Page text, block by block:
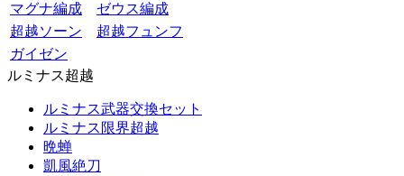
マグナ編成
ゼウス編成
超越ソーン
超越フュンフ
ガイゼン
ルミナス超越
ルミナス武器交換セット
ルミナス限界超越
晩蝉
凱風絶刀